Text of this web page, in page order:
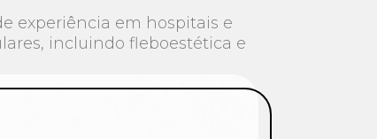
experiência em hospitais e
incluindo fleboestética e